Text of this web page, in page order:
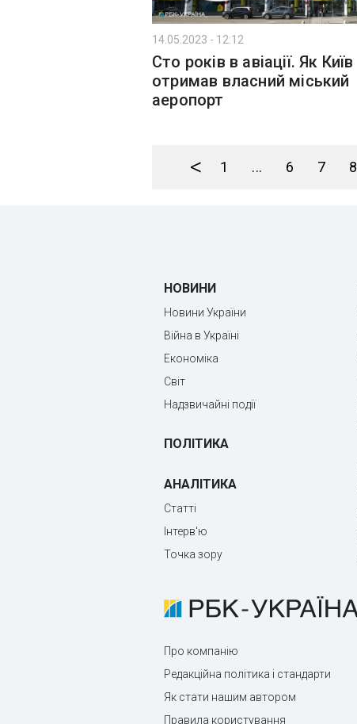
14.05.2023 - 12:12
Сто років в авіації. Як Київ
отримав власний міський
аеропорт
< 1 ... 6 7 8
НОВИНИ
Новини України
Війна в Україні
Економіка
Світ
Надзвичайні події
ПОЛІТИКА
АНАЛІТИКА
Статті
Інтерв'ю
Точка зору
Про компанію
Редакційна політика і стандарти
Як стати нашим автором
Правила користування